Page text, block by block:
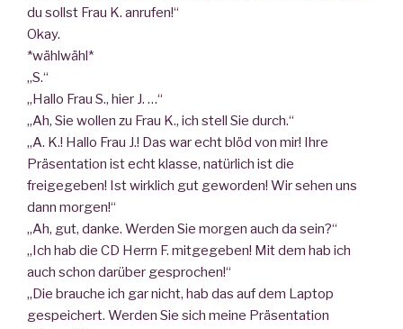
du sollst Frau K. anrufen!“
Okay.
*wählwähl*
„S.“
„Hallo Frau S., hier J. …“
„Ah, Sie wollen zu Frau K., ich stell Sie durch.“
„A. K.! Hallo Frau J.! Das war echt blöd von mir! Ihre
Präsentation ist echt klasse, natürlich ist die
freigegeben! Ist wirklich gut geworden! Wir sehen uns
dann morgen!“
„Ah, gut, danke. Werden Sie morgen auch da sein?“
„Ich hab die CD Herrn F. mitgegeben! Mit dem hab ich
auch schon darüber gesprochen!“
„Die brauche ich gar nicht, hab das auf dem Laptop
gespeichert. Werden Sie sich meine Präsentation